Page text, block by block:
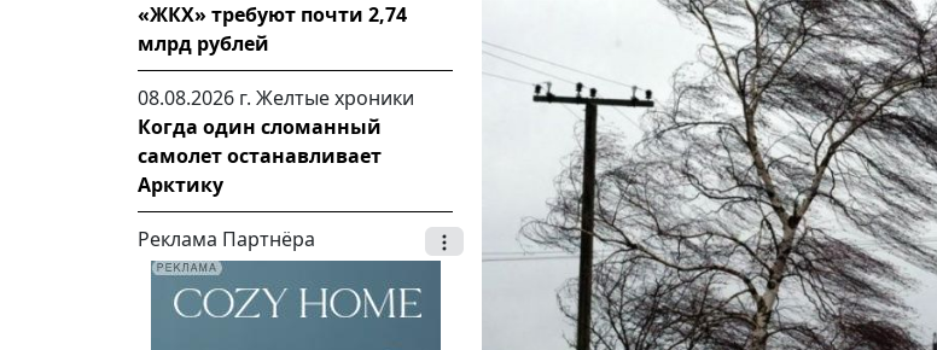
«ЖКХ» требуют почти 2,74
млрд рублей
08.08.2026 г. Желтые хроники
Когда один сломанный
самолет останавливает
Арктику
Реклама Партнёра